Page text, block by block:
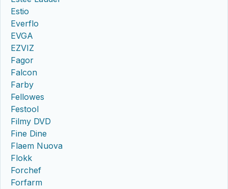
Estio
Everflo
EVGA
EZVIZ
Fagor
Falcon
Farby
Fellowes
Festool
Filmy DVD
Fine Dine
Flaem Nuova
Flokk
Forchef
Forfarm